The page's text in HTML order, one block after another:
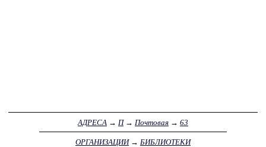
АДРЕСА → П→ Почтовая → 63
ОРГАНИЗАЦИИ→ БИБЛИОТЕКИ